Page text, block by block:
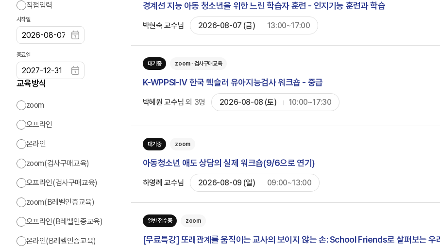
직접입력
시작일
종료일
교육방식
zoom
오프라인
온라인
zoom(검사구매교육)
오프라인(검사구매교육)
zoom(B레벨인증교육)
오프라인(B레벨인증교육)
온라인(B레벨인증교육)
경계선 지능 아동 청소년을 위한 느린 학습자 훈련 - 인지기능 훈련과 학습
박현숙 교수님 2026-08-07 (금) 13:00~17:00
대기중 zoom · 검사구매교육
K-WPPSI-Ⅳ 한국 웩슬러 유아지능검사 워크숍 - 중급
박혜원 교수님외 3명 2026-08-08 (토) 10:00~17:30
대기중 zoom
아동청소년 애도 상담의 실제 워크숍(9/6으로 연기)
하영례 교수님 2026-08-09 (일) 09:00~13:00
일반 접수중 zoom
[무료특강] 또래관계를 움직이는 교사의 보이지 않는 손: School Friends로 살펴보는 우